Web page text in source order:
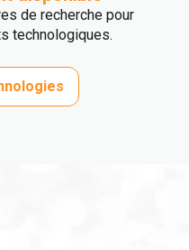
de recherche pour
technologiques.